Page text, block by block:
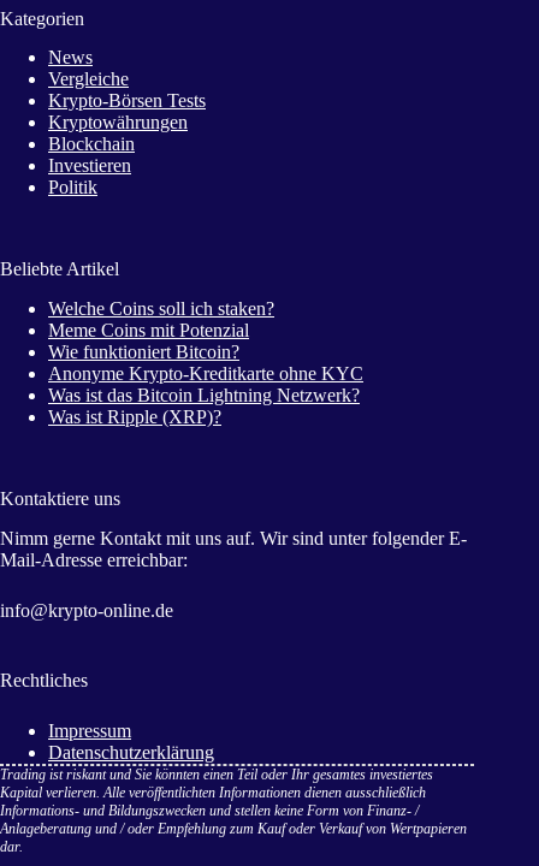
Kategorien
News
Vergleiche
Krypto-Börsen Tests
Kryptowährungen
Blockchain
Investieren
Politik
Beliebte Artikel
Welche Coins soll ich staken?
Meme Coins mit Potenzial
Wie funktioniert Bitcoin?
Anonyme Krypto-Kreditkarte ohne KYC
Was ist das Bitcoin Lightning Netzwerk?
Was ist Ripple (XRP)?
Kontaktiere uns
Nimm gerne Kontakt mit uns auf. Wir sind unter folgender E-
Mail-Adresse erreichbar:
info@krypto-online.de
Rechtliches
Impressum
Datenschutzerklärung
Trading ist riskant und Sie könnten einen Teil oder Ihr gesamtes investiertes
Kapital verlieren. Alle veröffentlichten Informationen dienen ausschließlich
Informations- und Bildungszwecken und stellen keine Form von Finanz- /
Anlageberatung und / oder Empfehlung zum Kauf oder Verkauf von Wertpapieren
dar.